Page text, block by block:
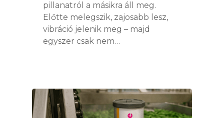
pillanatról a másikra áll meg.
Előtte melegszik, zajosabb lesz,
vibráció jelenik meg – majd
egyszer csak nem…